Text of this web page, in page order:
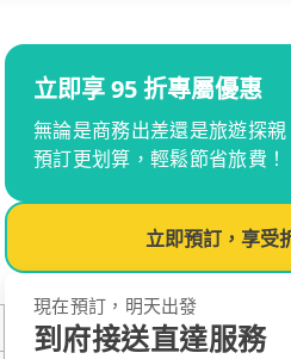
立即享 95 折專屬優惠
無論是商務出差還是旅遊探
預訂更划算，輕鬆節省旅費！
立即預訂，享受
現在預訂，明天出發
到府接送直達服務